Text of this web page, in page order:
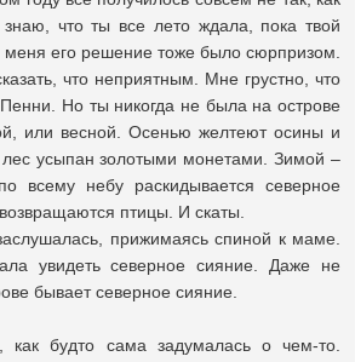
что ты все лето ждала, пока твой
меня его решение тоже было сюрпризом.
что неприятным. Мне грустно, что
Но ты никогда не была на острове
или весной. Осенью желтеют осины и
лес усыпан золотыми монетами. Зимой –
всему небу раскидывается северное
птицы. И скаты.
прижимаясь спиной к маме.
увидеть северное сияние. Даже не
бывает северное сияние.
как будто сама задумалась о чем-то.